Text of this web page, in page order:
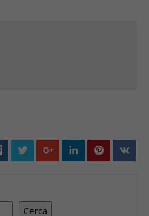
Cerca